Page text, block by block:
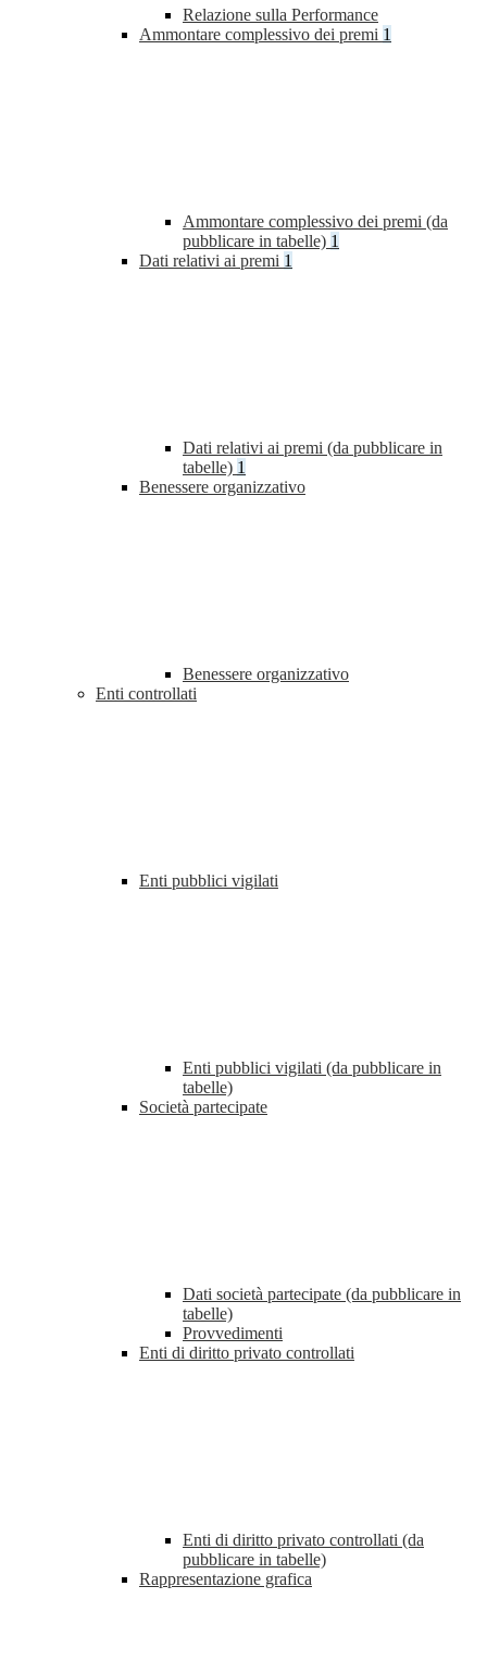
Relazione sulla Performance
Ammontare complessivo dei premi 1
Ammontare complessivo dei premi (da
pubblicare in tabelle) 1
Dati relativi ai premi 1
Dati relativi ai premi (da pubblicare in
tabelle) 1
Benessere organizzativo
Benessere organizzativo
Enti controllati
Enti pubblici vigilati
Enti pubblici vigilati (da pubblicare in
tabelle)
Società partecipate
Dati società partecipate (da pubblicare in
tabelle)
Provvedimenti
Enti di diritto privato controllati
Enti di diritto privato controllati (da
pubblicare in tabelle)
Rappresentazione grafica